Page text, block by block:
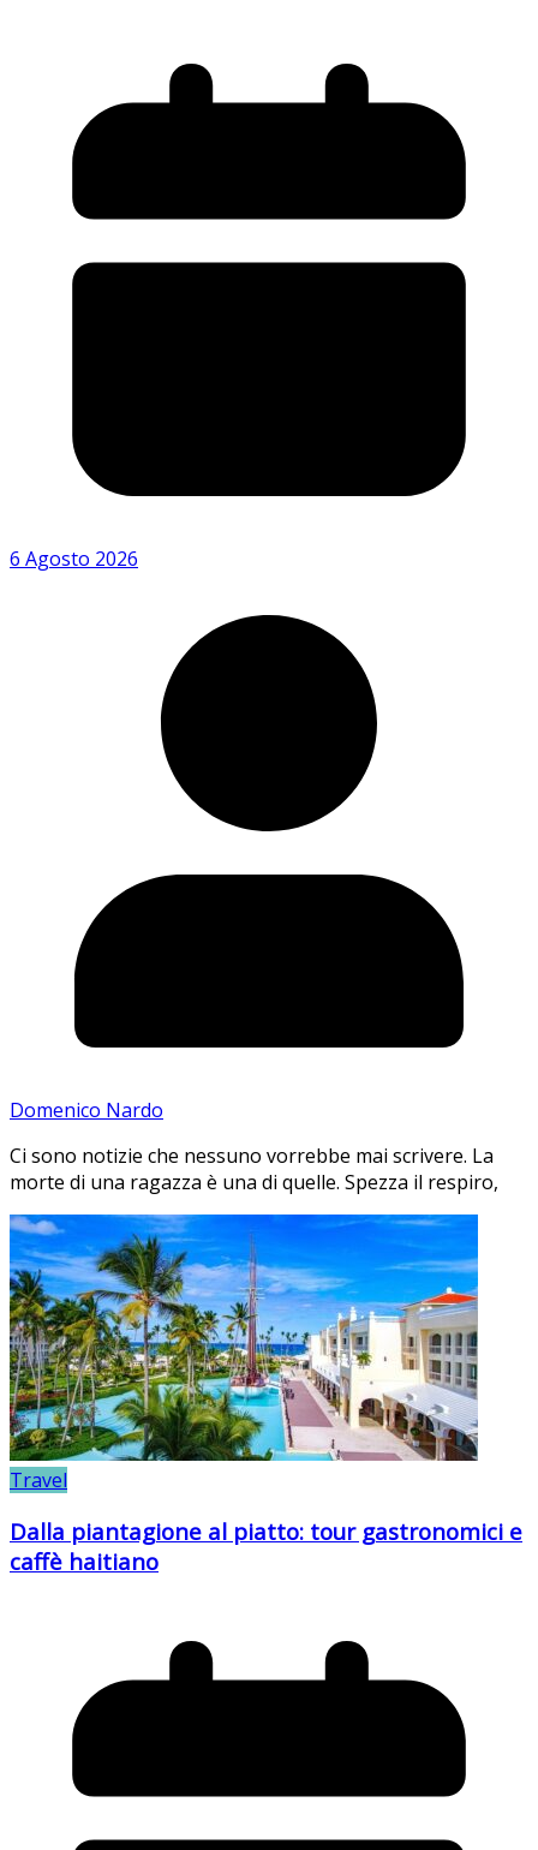
6 Agosto 2026
Domenico Nardo
Ci sono notizie che nessuno vorrebbe mai scrivere. La
morte di una ragazza è una di quelle. Spezza il respiro,
Travel
Dalla piantagione al piatto: tour gastronomici e
caffè haitiano